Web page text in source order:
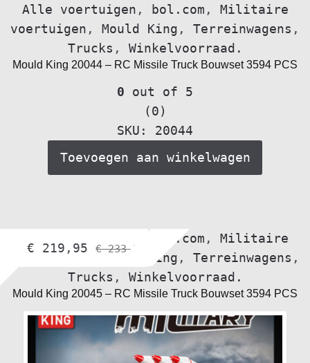
Alle voertuigen , bol.com , Militaire
voertuigen , Mould King , Terreinwagens ,
Trucks , Winkelvoorraad.
Mould King 20044 – RC Missile Truck Bouwset 3594 PCS
0 out of 5
(0)
SKU: 20044
Toevoegen aan winkelwagen
bol.com ,
Militaire
voertuigen
Mould King , Terreinwagens ,
Trucks , Winkelvoorraad.
Mould King 20045 – RC Missile Truck Bouwset 3594 PCS
€ 219,95 €233,95